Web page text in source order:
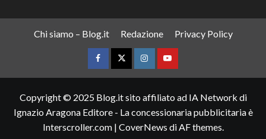
Chi siamo – Blog.it Redazione Privacy Policy
FacebookTwitterInstagramYouTube
Copyright © 2025 Blog.it sito affiliato ad IA Network di
Ignazio Aragona Editore - La concessionaria pubblicitaria è
Interscroller.com | CoverNews di AF themes.